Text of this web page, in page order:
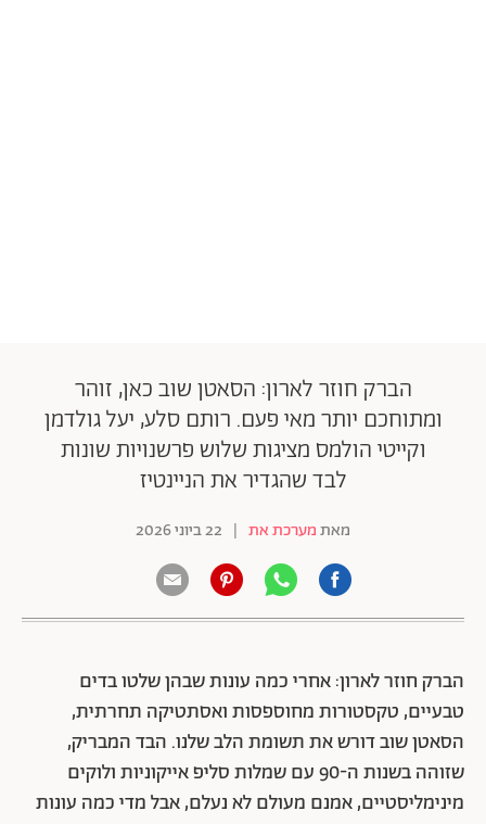
הברק חוזר לארון: הסאטן שוב כאן, זוהר
ומתוחכם יותר מאי פעם. רותם סלע, יעל גולדמן
וקייטי הולמס מציגות שלוש פרשנויות שונות
לבד שהגדיר את הניינטיז
מאתמערכת את | 22 ביוני 2026
הברק חוזר לארון: אחרי כמה עונות שבהן שלטו בדים
טבעיים, טקסטורות מחוספסות ואסתטיקה תחרתית,
הסאטן שוב דורש את תשומת הלב שלנו. הבד המבריק,
שזוהה בשנות ה-90 עם שמלות סליפ אייקוניות ולוקים
מינימליסטיים, אמנם מעולם לא נעלם, אבל מדי כמה עונות